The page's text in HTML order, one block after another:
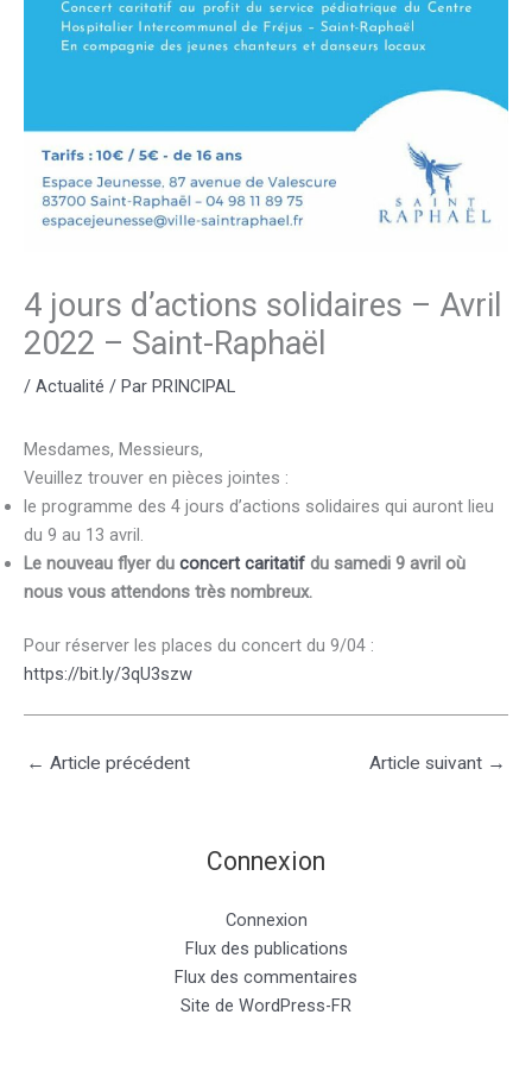
4 jours d’actions solidaires – Avril
2022 – Saint-Raphaël
/ Actualité / Par PRINCIPAL
Mesdames, Messieurs,
Veuillez trouver en pièces jointes :
le programme des 4 jours d’actions solidaires qui auront lieu
du 9 au 13 avril.
Le nouveau flyer du concert caritatif du samedi 9 avril où
nous vous attendons très nombreux.
Pour réserver les places du concert du 9/04 :
https://bit.ly/3qU3szw
← Article précédent Article suivant →
Connexion
Connexion
Flux des publications
Flux des commentaires
Site de WordPress-FR